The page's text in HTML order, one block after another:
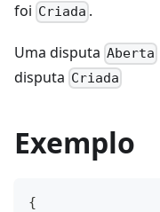
foi Criada .
Uma disputa Aberta
disputa Criada
Exemplo
{